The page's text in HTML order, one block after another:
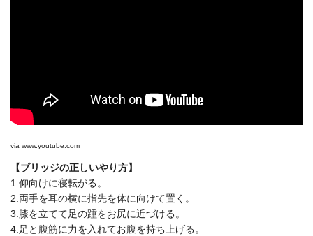
via www.youtube.com
【ブリッジの正しいやり方】
1.仰向けに寝転がる。
2.両手を耳の横に指先を体に向けて置く。
3.膝を立てて足の踵をお尻に近づける。
4.足と腹筋に力を入れてお腹を持ち上げる。